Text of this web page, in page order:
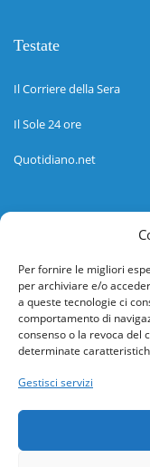
Per fornire le migliori
per archiviare e/o
a queste tecnologie ci
comportamento di
consenso o la revoca del
determinate
Gestisci servizi
Testate
Il Corriere della Sera
Il Sole 24 ore
Quotidiano.net
Informazioni
Help desk
Guida rapida